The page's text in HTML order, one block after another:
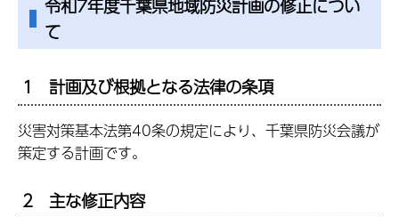
令和7年度千葉県地域防災計画の修正につい
て
1 計画及び根拠となる法律の条項
災害対策基本法第40条の規定により、千葉県防災会議が
策定する計画です。
2 主な修正内容